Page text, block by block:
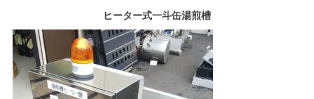
ヒーター式一斗缶湯煎槽